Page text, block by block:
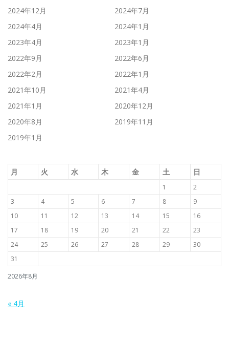
2024年12月
2024年7月
2024年4月
2024年1月
2023年4月
2023年1月
2022年9月
2022年6月
2022年2月
2022年1月
2021年10月
2021年4月
2021年1月
2020年12月
2020年8月
2019年11月
2019年1月
2026年8月
月 火 水 木 金 土 日
1
2
3
4 5 6 7 8
9
10
11 12 13 14 15
16
17
18 19 20 21 22
23
24
25 26 27 28 29
30
31
« 4月